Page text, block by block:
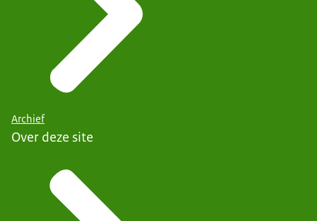
Archief
Over deze site